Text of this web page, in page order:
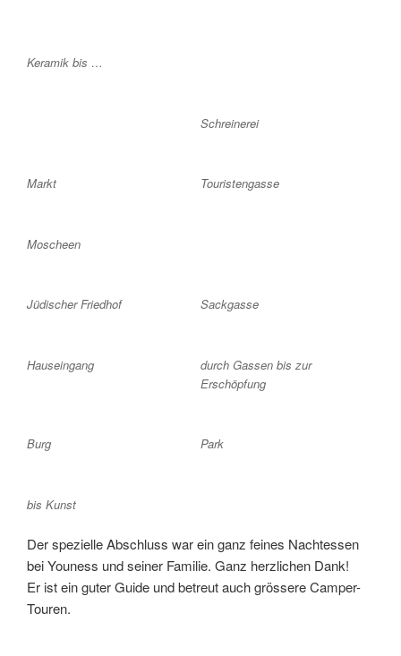
Keramik bis …
Schreinerei
Markt Touristengasse
Moscheen
Jüdischer Friedhof Sackgasse
Hauseingang
durch Gassen bis zur
Erschöpfung
Burg Park
bis Kunst
Der spezielle Abschluss war ein ganz feines Nachtessen
bei Youness und seiner Familie. Ganz herzlichen Dank!
Er ist ein guter Guide und betreut auch grössere Camper-
Touren.